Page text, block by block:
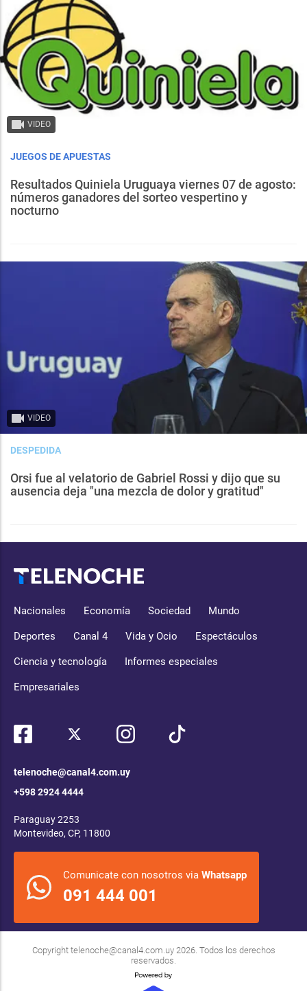
VIDEO
JUEGOS DE APUESTAS
Resultados Quiniela Uruguaya viernes 07 de agosto:
números ganadores del sorteo vespertino y
nocturno
VIDEO
DESPEDIDA
Orsi fue al velatorio de Gabriel Rossi y dijo que su
ausencia deja "una mezcla de dolor y gratitud"
Nacionales Economía Sociedad Mundo
Deportes Canal 4 Vida y Ocio Espectáculos
Ciencia y tecnología Informes especiales
Empresariales
telenoche@canal4.com.uy
+598 2924 4444
Paraguay 2253
Montevideo, CP, 11800
Comunicate con nosotros via Whatsapp
091 444 001
Copyright telenoche@canal4.com.uy2026. Todos los derechos
reservados.